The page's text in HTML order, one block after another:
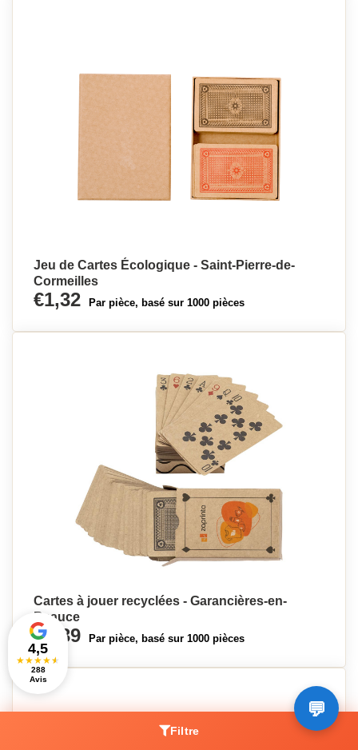
Jeu de Cartes Écologique - Saint-Pierre-de-
Cormeilles
€1,32 Par pièce, basé sur 1000 pièces
Cartes à jouer recyclées - Garancières-en-
Beauce
€1,39 Par pièce, basé sur 1000 pièces
Filtre
4,5
★★★★★
288
Avis